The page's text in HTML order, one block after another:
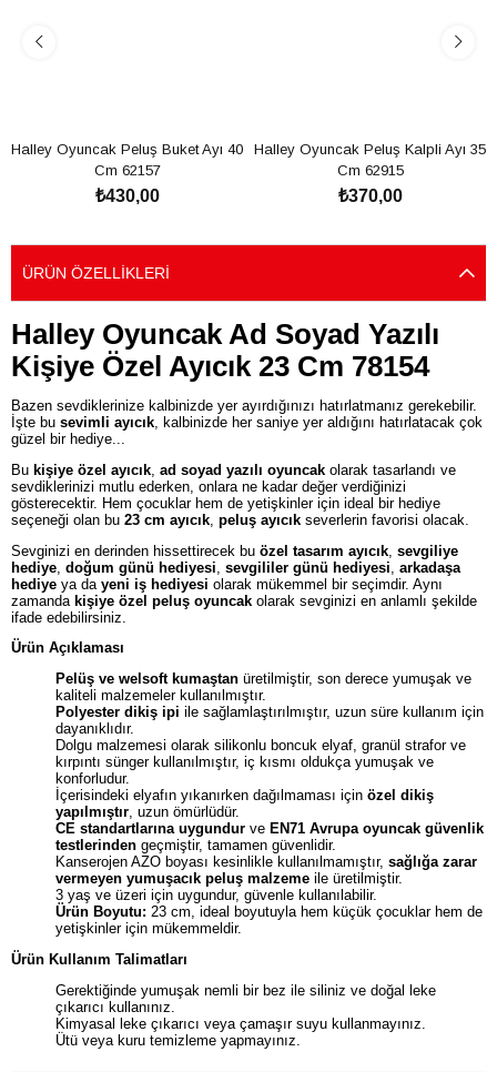
Halley Oyuncak Peluş Buket Ayı 40
Cm 62157
₺430,00
Halley Oyuncak Peluş Kalpli Ayı 35
Cm 62915
₺370,00
ÜRÜN ÖZELLIKLERI
Halley Oyuncak Ad Soyad Yazılı
Kişiye Özel Ayıcık 23 Cm 78154
Bazen sevdiklerinize kalbinizde yer ayırdığınızı hatırlatmanız gerekebilir.
İşte bu sevimli ayıcık , kalbinizde her saniye yer aldığını hatırlatacak çok
güzel bir hediye...
Bu kişiye özel ayıcık ad soyad yazılı oyuncak olarak tasarlandı ve
sevdiklerinizi mutlu ederken, onlara ne kadar değer verdiğinizi
gösterecektir. Hem çocuklar hem de yetişkinler için ideal bir hediye
seçeneği olan bu 23 cm ayıcık peluş ayıcık severlerin favorisi olacak.
Sevginizi en derinden hissettirecek bu özel tasarım ayıcık sevgiliye
hediye doğum günü hediyesi sevgililer günü hediyesi arkadaşa
hediye ya da yeni iş hediyesi olarak mükemmel bir seçimdir. Aynı
zamanda kişiye özel peluş oyuncak olarak sevginizi en anlamlı şekilde
ifade edebilirsiniz.
Ürün Açıklaması
Pelüş ve welsoft kumaştan üretilmiştir, son derece yumuşak ve
kaliteli malzemeler kullanılmıştır.
Polyester dikiş ipi ile sağlamlaştırılmıştır, uzun süre kullanım için
dayanıklıdır.
Dolgu malzemesi olarak silikonlu boncuk elyaf, granül strafor ve
kırpıntı sünger kullanılmıştır, iç kısmı oldukça yumuşak ve
konforludur.
İçerisindeki elyafın yıkanırken dağılmaması için özel dikiş
yapılmıştır, uzun ömürlüdür.
CE standartlarına uygundur ve EN71 Avrupa oyuncak güvenlik
testlerinden geçmiştir, tamamen güvenlidir.
Kanserojen AZO boyası kesinlikle kullanılmamıştır, sağlığa zarar
vermeyen yumuşacık peluş malzeme ile üretilmiştir.
3 yaş ve üzeri için uygundur, güvenle kullanılabilir.
Ürün Boyutu: 23 cm, ideal boyutuyla hem küçük çocuklar hem de
yetişkinler için mükemmeldir.
Ürün Kullanım Talimatları
Gerektiğinde yumuşak nemli bir bez ile siliniz ve doğal leke
çıkarıcı kullanınız.
Kimyasal leke çıkarıcı veya çamaşır suyu kullanmayınız.
Ütü veya kuru temizleme yapmayınız.